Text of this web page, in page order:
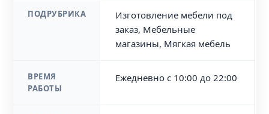
ПОДРУБРИКА
Изготовление мебели под
заказ, Мебельные
магазины, Мягкая мебель
ВРЕМЯ
РАБОТЫ
Ежедневно с 10:00 до 22:00